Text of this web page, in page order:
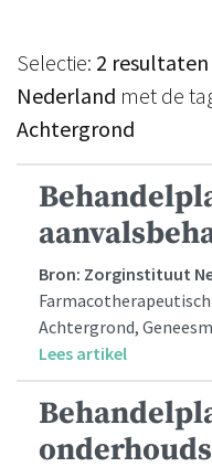
Selectie: 2 resultaten
Nederland met de
Achtergrond
Bron: Zorginstituut
Achtergrond,
Lees artikel